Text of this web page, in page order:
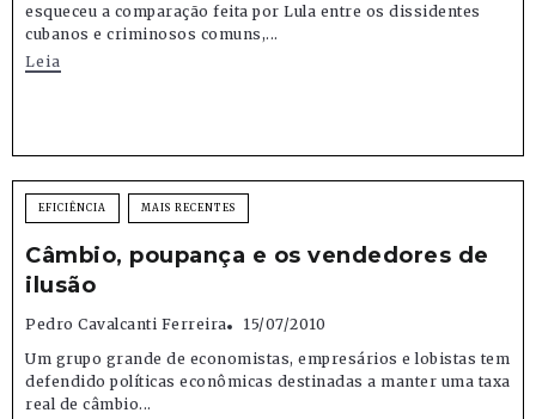
esqueceu a comparação feita por Lula entre os dissidentes
cubanos e criminosos comuns,...
Leia
EFICIÊNCIA MAIS RECENTES
Câmbio, poupança e os vendedores de
ilusão
Pedro Cavalcanti Ferreira
15/07/2010
Um grupo grande de economistas, empresários e lobistas tem
defendido políticas econômicas destinadas a manter uma taxa
real de câmbio...